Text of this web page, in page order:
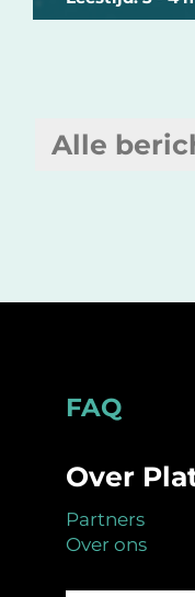
Alle
Footer
FAQ
Over
Partners
Over ons